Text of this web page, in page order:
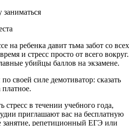
на ребенка давит тьма забот со всех
и стресс просто от всего вокруг.
убийцы баллов на экзамене.
своей силе демотиватор: сказать
платное.
стресс в течении учебного года,
приглашают вас на бесплатную
занятие, репетиционный ЕГЭ или